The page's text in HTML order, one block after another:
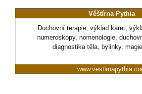
Věštírna Pythia
Duchovní terapie, výklad karet,
numeroskopy, nomenologie,
diagnostika těla, bylinky,